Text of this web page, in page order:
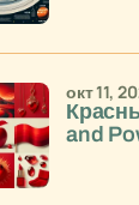
and
окт 11,